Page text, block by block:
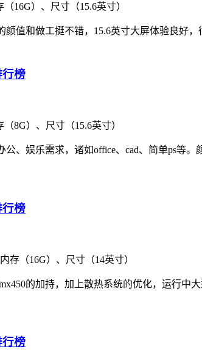
16G）、尺寸（15.6英寸）
值和做工挺不错，15.6英寸大屏体验良好，
8G）、尺寸（15.6英寸）
、娱乐需求，诸如office、cad、简单ps等
存（16G）、尺寸（14英寸）
的加持，加上散热系统的优化，运行中